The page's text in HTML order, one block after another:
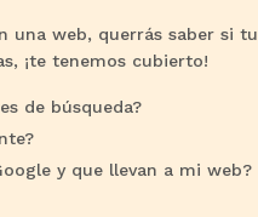
web, querrás saber si
¡te tenemos cubierto!
de búsqueda?
y que llevan a mi web?